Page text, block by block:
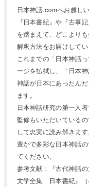
日本神話.comへお越し
『日本書紀』や『古事
を踏まえて、どこより
解釈方法をお届けしてい
これまでの「日本神話
ージを払拭し、「日本
神話が日本にあったん
ます。
日本神話研究の第一人
監修もいただいている
して忠実に読み解きます
豊かで多彩な日本神話
てください。
参考文献：『古代神話
文学全集 日本書紀』（